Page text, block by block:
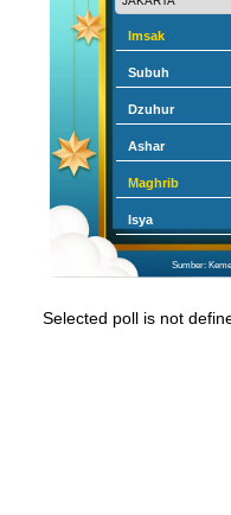
Imsak
Subuh
Dzuhur
Ashar
Maghrib
Isya
Sumber:
Selected poll is not